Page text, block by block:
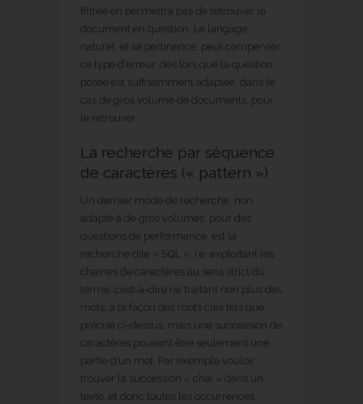
filtrée en permettra pas de retrouver le
document en question. Le langage
naturel, et sa pertinence, peut compenser
ce type d’erreur, dès lors que la question
posée est suffisamment adaptée, dans le
cas de gros volume de documents, pour
le retrouver.
La recherche par séquence
de caractères (« pattern »)
Un dernier mode de recherche, non
adapté à de gros volumes, pour des
questions de performance, est la
recherche dite « SQL », i.e. exploitant les
chaines de caractères au sens strict du
terme, c’est-à-dire ne traitant non plus des
mots, à la façon des mots clés tels que
précisé ci-dessus, mais une succession de
caractères pouvant être seulement une
partie d’un mot. Par exemple vouloir
trouver la succession « chai » dans un
texte, et donc toutes les occurrences